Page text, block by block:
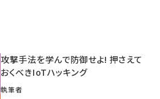
攻撃手法を学んで防御せよ! 押さえて
おくべきIoTハッキング
執筆者